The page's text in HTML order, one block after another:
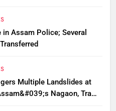
in Assam Police; Several
Multiple Landslides at
Nagaon, Traffic